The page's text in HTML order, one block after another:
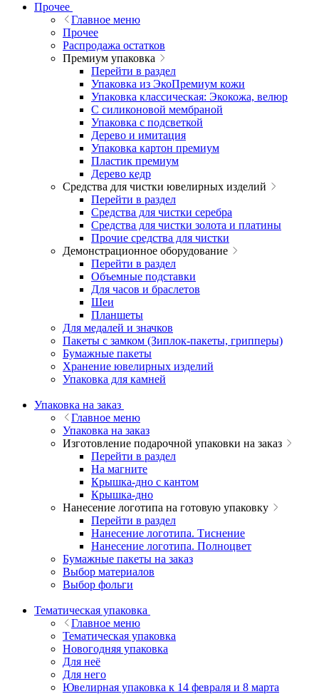
Прочее
Главное меню
Прочее
Распродажа остатков
Премиум упаковка
Перейти в раздел
Упаковка из ЭкоПремиум кожи
Упаковка классическая: Экокожа, велюр
С силиконовой мембраной
Упаковка с подсветкой
Дерево и имитация
Упаковка картон премиум
Пластик премиум
Дерево кедр
Средства для чистки ювелирных изделий
Перейти в раздел
Средства для чистки серебра
Средства для чистки золота и платины
Прочие средства для чистки
Демонстрационное оборудование
Перейти в раздел
Объемные подставки
Для часов и браслетов
Шеи
Планшеты
Для медалей и значков
Пакеты с замком (Зиплок-пакеты, грипперы)
Бумажные пакеты
Хранение ювелирных изделий
Упаковка для камней
Упаковка на заказ
Главное меню
Упаковка на заказ
Изготовление подарочной упаковки на заказ
Перейти в раздел
На магните
Крышка-дно с кантом
Крышка-дно
Нанесение логотипа на готовую упаковку
Перейти в раздел
Нанесение логотипа. Тиснение
Нанесение логотипа. Полноцвет
Бумажные пакеты на заказ
Выбор материалов
Выбор фольги
Тематическая упаковка
Главное меню
Тематическая упаковка
Новогодняя упаковка
Для неё
Для него
Ювелирная упаковка к 14 февраля и 8 марта